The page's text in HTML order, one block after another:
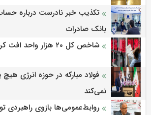
تکذیب خبر نادرست درباره
بانک صادرات
شاخص کل ۲۰ هزار واحد افت کرد
فولاد مبارکه در حوزه انرژی هیچ
نمی‌کند
روابط‌‌عمومی‌ها بازوی